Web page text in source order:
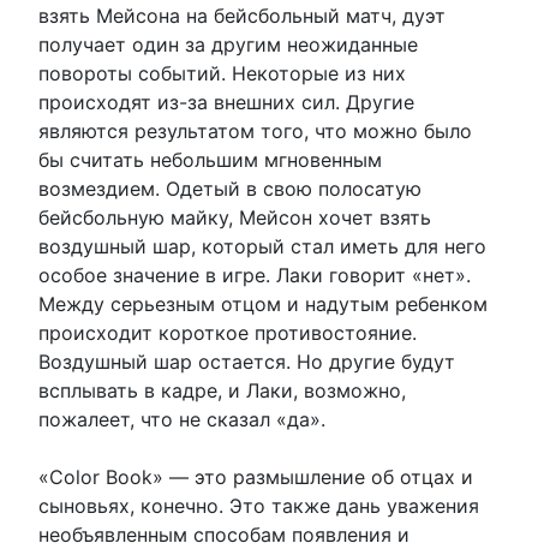
взять Мейсона на бейсбольный матч, дуэт
получает один за другим неожиданные
повороты событий. Некоторые из них
происходят из-за внешних сил. Другие
являются результатом того, что можно было
бы считать небольшим мгновенным
возмездием. Одетый в свою полосатую
бейсбольную майку, Мейсон хочет взять
воздушный шар, который стал иметь для него
особое значение в игре. Лаки говорит «нет».
Между серьезным отцом и надутым ребенком
происходит короткое противостояние.
Воздушный шар остается. Но другие будут
всплывать в кадре, и Лаки, возможно,
пожалеет, что не сказал «да».
«Color Book» — это размышление об отцах и
сыновьях, конечно. Это также дань уважения
необъявленным способам появления и